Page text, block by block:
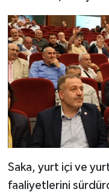
Saka, yurt içi ve
faaliyetlerini